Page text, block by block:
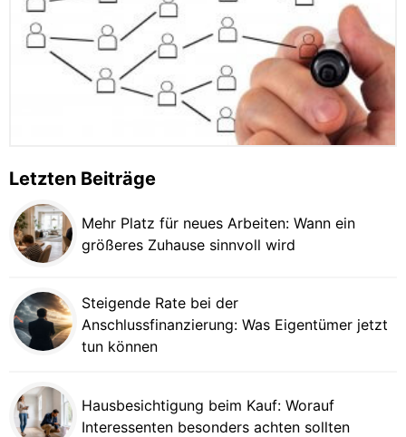
Letzten Beiträge
Mehr Platz für neues Arbeiten: Wann ein
größeres Zuhause sinnvoll wird
Steigende Rate bei der
Anschlussfinanzierung: Was Eigentümer jetzt
tun können
Hausbesichtigung beim Kauf: Worauf
Interessenten besonders achten sollten